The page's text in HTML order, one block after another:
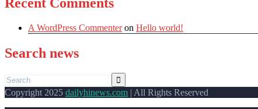
A WordPress Commenteron Hello world!
Search news
Copyright 2025 dailyhinews.com | All Rights Reserved